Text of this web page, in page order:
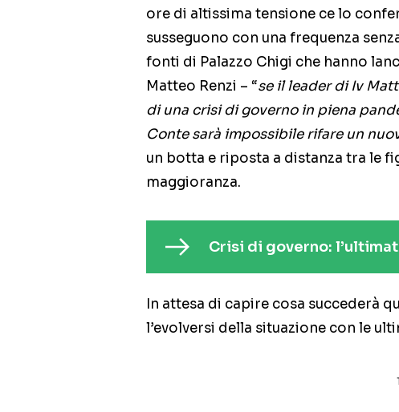
ore di altissima tensione ce lo
susseguono con una frequenza
fonti di Palazzo Chigi che hanno
Matteo Renzi – “se il leader di Iv
di una crisi di governo in piena
Conte sarà impossibile rifare un
un botta e riposta a distanza tra le
maggioranza.
Crisi di governo:
In attesa di capire cosa succederà
l’evolversi della situazione con le
1